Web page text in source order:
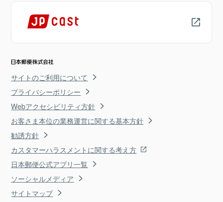
サイトのご利用について
プライバシーポリシー
Webアクセシビリティ方針
お客さま本位の業務運営に関する基本方針
勧誘方針
カスタマーハラスメントに関する考え方
日本郵便公式アプリ一覧
ソーシャルメディア
サイトマップ